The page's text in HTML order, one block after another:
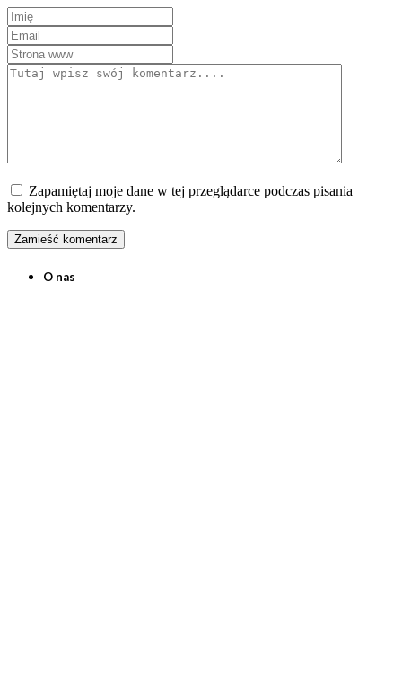
Zapamiętaj moje dane w tej przeglądarce podczas pisania
kolejnych komentarzy.
O nas